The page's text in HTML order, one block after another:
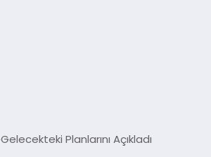
Gelecekteki Planlarını Açıkladı